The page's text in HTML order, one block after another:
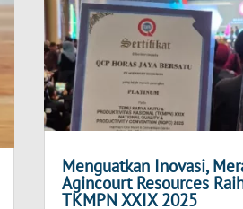
Menguatkan Inovasi,
Agincourt Resources
TKMPN XXIX 2025